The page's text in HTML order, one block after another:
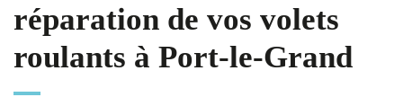
réparation de vos volets
roulants à Port-le-Grand